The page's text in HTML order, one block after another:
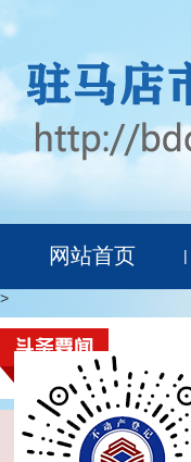
网站首页 |
>